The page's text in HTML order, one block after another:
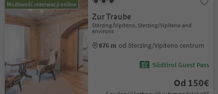
Możliwość rezerwacji online
Zur Traube
Sterzing/Vipiteno, Sterzing/Vipiteno and
environs
876 m od Sterzing/Vipiteno centrum
Südtirol Guest Pass
Od 150€